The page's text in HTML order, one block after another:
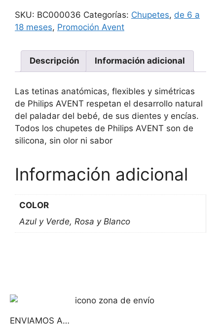
SKU: BC000036 Categorías: Chupetes, de 6 a
18 meses, Promoción Avent
Descripción Información adicional
Las tetinas anatómicas, flexibles y simétricas
de Philips AVENT respetan el desarrollo natural
del paladar del bebé, de sus dientes y encías.
Todos los chupetes de Philips AVENT son de
silicona, sin olor ni sabor
Información adicional
COLOR
Azul y Verde, Rosa y Blanco
ENVIAMOS A…